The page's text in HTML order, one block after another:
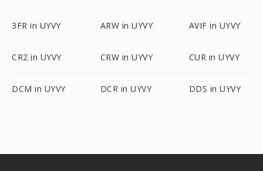
3FR in UYVY ARW in UYVY AVIF in UYVY
CR2 in UYVY CRW in UYVY CUR in UYVY
DCM in UYVY DCR in UYVY DDS in UYVY